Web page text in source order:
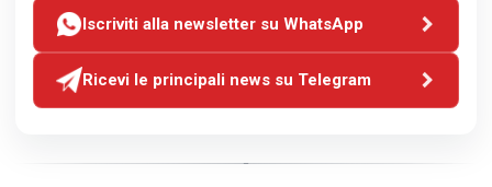
Iscriviti alla newsletter su WhatsApp
Ricevi le principali news su Telegram